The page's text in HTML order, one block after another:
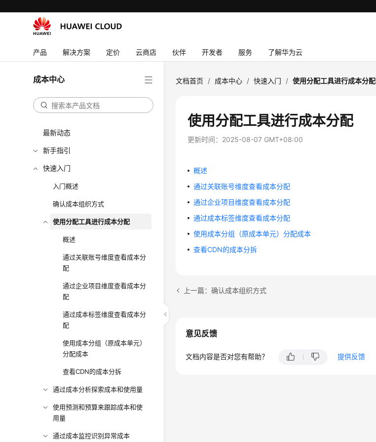
产品 解决方案 定价 云商店 伙伴 开发者 服务 了解华为云
成本中心
最新动态
新手指引
快速入门
入门概述
确认成本组织方式
使用分配工具进行成本分配
概述
通过关联账号维度查看成本分
配
通过企业项目维度查看成本分
配
通过成本标签维度查看成本分
配
使用成本分组（原成本单元）
分配成本
查看CDN的成本分拆
通过成本分析探索成本和使用量
使用预测和预算来跟踪成本和使
用量
通过成本监控识别异常成本
文档首页 / 成本中心 / 快速入门 / 使用分配工具进行成本分配
使用分配工具进行成本分配
更新时间： 2025-08-07 GMT+08:00
概述
通过关联账号维度查看成本分配
通过企业项目维度查看成本分配
通过成本标签维度查看成本分配
使用成本分组（原成本单元）分配成本
查看CDN的成本分拆
上一篇：确认成本组织方式
意见反馈
文档内容是否对您有帮助？ 提供反馈